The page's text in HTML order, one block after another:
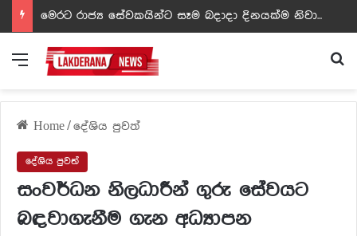
ඩඩ්ලිට දෙවෙනි නොවූ රත්න සහල් අධිපති..- PHOTOS
Menu
Home/දේශිය පුවත්
දේශිය පුවත්
සංවර්ධන නිලධාරීන් ගුරු සේවයට
බඳවාගැනීම ගැන අධ්‍යාපන